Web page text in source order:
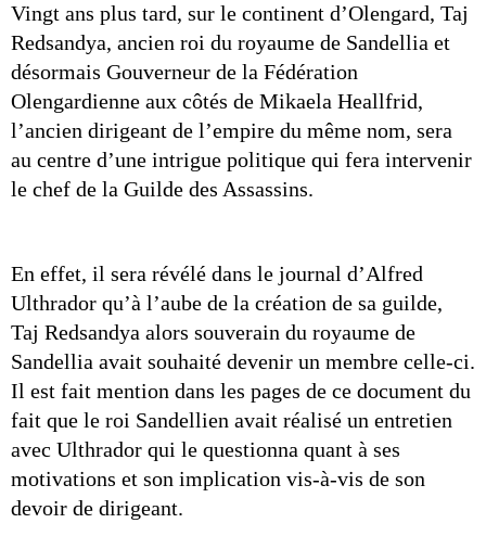
Vingt ans plus tard, sur le continent d’Olengard, Taj
Redsandya, ancien roi du royaume de Sandellia et
désormais Gouverneur de la Fédération
Olengardienne aux côtés de Mikaela Heallfrid,
l’ancien dirigeant de l’empire du même nom, sera
au centre d’une intrigue politique qui fera intervenir
le chef de la Guilde des Assassins.
En effet, il sera révélé dans le journal d’Alfred
Ulthrador qu’à l’aube de la création de sa guilde,
Taj Redsandya alors souverain du royaume de
Sandellia avait souhaité devenir un membre celle-ci.
Il est fait mention dans les pages de ce document du
fait que le roi Sandellien avait réalisé un entretien
avec Ulthrador qui le questionna quant à ses
motivations et son implication vis-à-vis de son
devoir de dirigeant.